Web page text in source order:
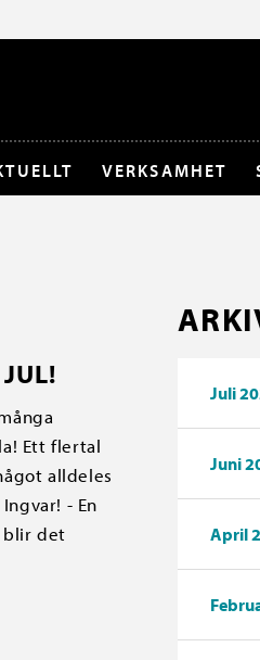
VERKSAMHET
Ett flertal
alldeles
- En
blir det
Juli
Juni
April